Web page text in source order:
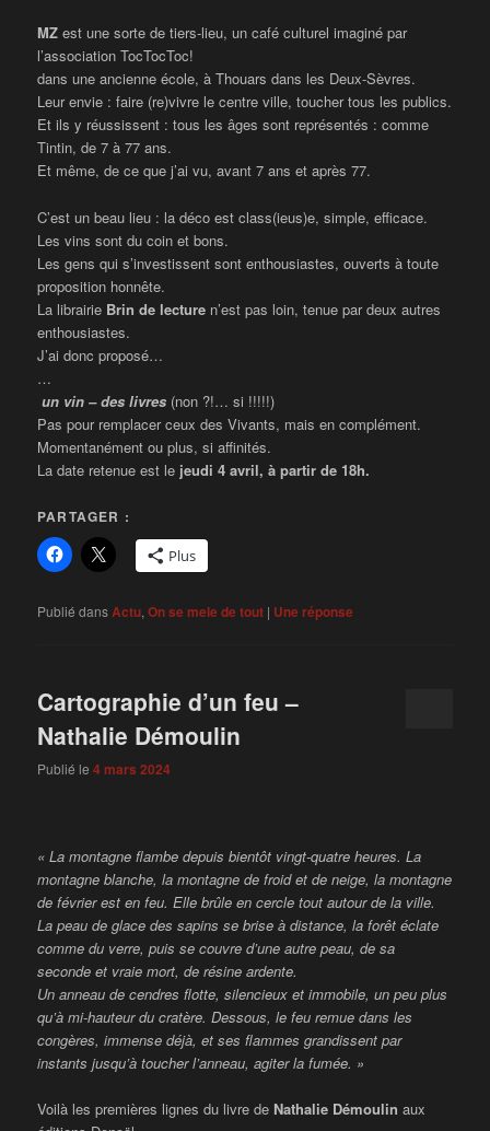
MZ est une sorte de tiers-lieu, un café culturel imaginé par
l’association TocTocToc!
dans une ancienne école, à Thouars dans les Deux-Sèvres.
Leur envie : faire (re)vivre le centre ville, toucher tous les publics.
Et ils y réussissent : tous les âges sont représentés : comme
Tintin, de 7 à 77 ans.
Et même, de ce que j’ai vu, avant 7 ans et après 77.
C’est un beau lieu : la déco est class(ieus)e, simple, efficace.
Les vins sont du coin et bons.
Les gens qui s’investissent sont enthousiastes, ouverts à toute
proposition honnête.
La librairie Brin de lecture n’est pas loin, tenue par deux autres
enthousiastes.
J’ai donc proposé…
…
un vin – des livres (non ?!… si !!!!!)
Pas pour remplacer ceux des Vivants, mais en complément.
Momentanément ou plus, si affinités.
La date retenue est le jeudi 4 avril, à partir de 18h.
PARTAGER :
Plus
Publié dansActu,On se mele de tout | Uneréponse
Cartographie d’un feu –
Nathalie Démoulin
Publié le4 mars 2024
« La montagne flambe depuis bientôt vingt-quatre heures. La
montagne blanche, la montagne de froid et de neige, la montagne
de février est en feu. Elle brûle en cercle tout autour de la ville.
La peau de glace des sapins se brise à distance, la forêt éclate
comme du verre, puis se couvre d’une autre peau, de sa
seconde et vraie mort, de résine ardente.
Un anneau de cendres flotte, silencieux et immobile, un peu plus
qu’à mi-hauteur du cratère. Dessous, le feu remue dans les
congères, immense déjà, et ses flammes grandissent par
instants jusqu’à toucher l’anneau, agiter la fumée. »
Voilà les premières lignes du livre de Nathalie Démoulin aux